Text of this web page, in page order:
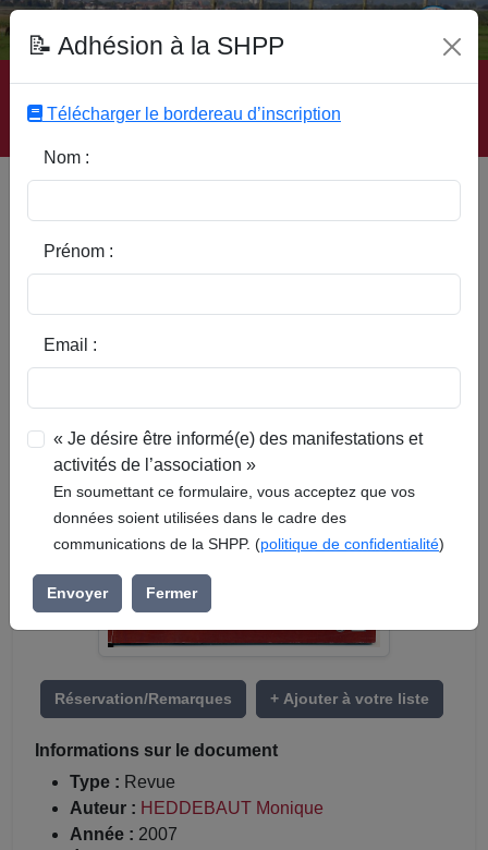
Accueil | Site SHPP | Auteurs | Editeurs | Rubriques |
Sous-Rubriques | Mots-Clefs | Contact
Réservation/Remarques + Ajouter à votre liste
Informations sur le document
Type : Revue
Auteur : HEDDEBAUT Monique
Année : 2007
📝 Adhésion à la SHPP
Télécharger le bordereau d’inscription
Nom :
Prénom :
Email :
« Je désire être informé(e) des manifestations et
activités de l’association »
En soumettant ce formulaire, vous acceptez que vos
données soient utilisées dans le cadre des
communications de la SHPP. (politique de confidentialité)
Envoyer Fermer